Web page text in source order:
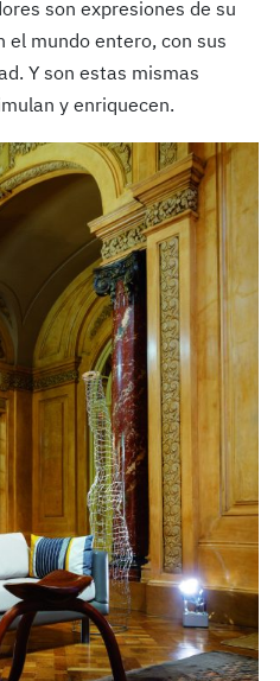
son expresiones de su
el mundo entero, con sus
Y son estas mismas
y enriquecen.